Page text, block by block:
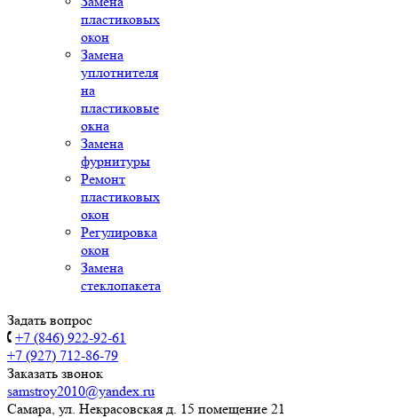
пластиковых
окон
Замена
уплотнителя
на
пластиковые
окна
Замена
фурнитуры
Ремонт
пластиковых
окон
Регулировка
окон
Замена
стеклопакета
Задать вопрос
+7 (846) 922-92-61
+7 (927) 712-86-79
Заказать звонок
samstroy2010@yandex.ru
Самара, ул. Некрасовская д. 15 помещение 21